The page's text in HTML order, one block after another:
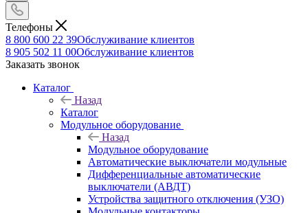
Телефоны
8 800 600 22 39Обслуживание клиентов
8 905 502 11 00Обслуживание клиентов
Заказать звонок
Каталог
Назад
Каталог
Модульное оборудование
Назад
Модульное оборудование
Автоматические выключатели модульные
Дифференциальные автоматические
выключатели (АВДТ)
Устройства защитного отключения (УЗО)